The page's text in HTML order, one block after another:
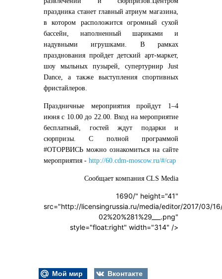
праздника станет главный атриум магазина,
в котором расположится огромный сухой
бассейн, наполненный шариками и
надувными игрушками. В рамках
празднования пройдет детский арт-маркет,
шоу мыльных пузырей, супертурнир Just
Dance, а также выступления спортивных
фристайлеров.
Праздничные мероприятия пройдут 1–4
июня с 10.00 до 22.00. Вход на мероприятие
бесплатный, гостей ждут подарки и
сюрпризы. С полной программой
#ОТОРВИСЬ можно ознакомиться на сайте
мероприятия - http://60.cdm-moscow.ru/#/cap
Сообщает компания CLS Media
1690/" height="41"
src="http://licensingrussia.ru/media/editor/2017/03/
02%20%281%29___.png"
style="float:right" width="314" />
Мой мир
Вконтакте